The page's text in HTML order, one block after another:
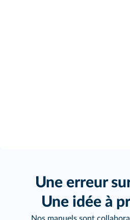
Une erreur
Une idée à